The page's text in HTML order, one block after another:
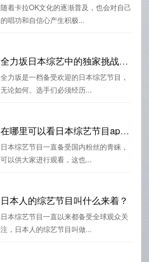
随着卡拉OK文化的逐渐普及，也会对自己
的唱功和自信心产生积极...
全力坂日本综艺中的独家挑战让人期待
全力坂是一档备受欢迎的日本综艺节目，
无论如何。选手们必须经历...
在哪里可以看日本综艺节目app？这些app满足你所有追剧需求
日本综艺节目一直备受国内粉丝的青睐，
可以供大家进行观看，这也...
日本人的综艺节目叫什么来着？
日本综艺节目一直以来都备受全球观众关
注，日本人的综艺节目叫做...